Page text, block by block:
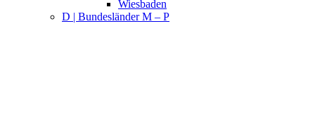
Wiesbaden
D | Bundesländer M – P